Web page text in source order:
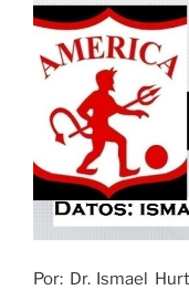
en
Por: Dr. Ismael